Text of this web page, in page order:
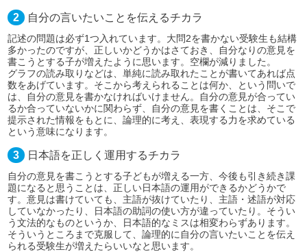
2 自分の言いたいことを伝えるチカラ
記述の問題は必ず1つ入れています。大問2を書かない受験生も結構
多かったのですが、正しいかどうかはさておき、自分なりの意見を
書こうとする子が増えたように思います。空欄が減りました。
グラフの読み取りなどは、単純に読み取れたことが書いてあれば点
数をあげています。そこから考えられることは何か、という問いで
は、自分の意見を書かなければいけません。自分の意見が合ってい
るか合っていないかに関わらず、自分の意見を書くことは、そこで
提示された情報をもとに、論理的に考え、表現する力を求めている
という意味になります。
3 日本語を正しく運用するチカラ
自分の意見を書こうとする子どもが増える一方、今後も引き続き課
題になると思うことは、正しい日本語の運用ができるかどうかで
す。意見は書けていても、主語が抜けていたり、主語・述語が対応
していなかったり、日本語の助詞の使い方が違っていたり。そうい
う文法的なものというか、日本語的なミスは相変わらずあります。
そういうところまで克服して、論理的に自分の言いたいことを伝え
られる受験生が増えたらいいなと思います。